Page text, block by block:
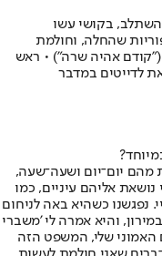
בקושי עשו
שהחלה, וחולמת
שם ביקרה 35 פעמים ("קודם אהיה שרה") • ראש
לדייטים במדבר
מהם יום־יום ושעה־שעה,
אליהם עיניים, כמו
נפגשנו כשהיא באה לניחום
והיא אמרה לי 'משברי
האמוני שלי, המשפט הזה